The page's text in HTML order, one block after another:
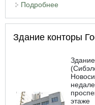
Подробнее
Здание конторы